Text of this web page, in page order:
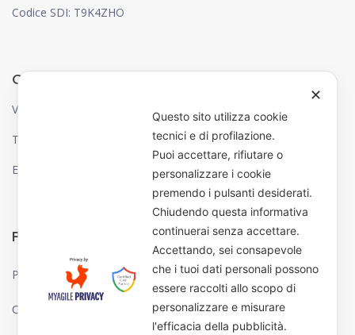
Codice SDI: T9K4ZHO
CONTATTI
Via Canzio Pizzoni, 38 – 06132 – Perugia
Tel: 075 583 74 66
Email: info@tecnogeo.it
PRIVACY
Privacy Policy
Cookie Policy
✕
Questo sito utilizza cookie
tecnici e di profilazione.
Puoi accettare, rifiutare o
personalizzare i cookie
premendo i pulsanti desiderati.
Chiudendo questa informativa
continuerai senza accettare.
Accettando, sei consapevole
che i tuoi dati personali possono
essere raccolti allo scopo di
personalizzare e misurare
l'efficacia della pubblicità.